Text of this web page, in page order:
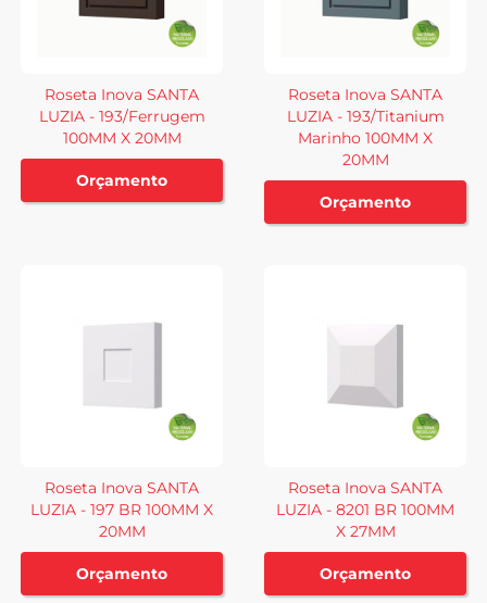
Roseta Inova SANTA
LUZIA - 193/Ferrugem
100MM X 20MM
Orçamento
Roseta Inova SANTA
LUZIA - 193/Titanium
Marinho 100MM X
20MM
Orçamento
Roseta Inova SANTA
LUZIA - 197 BR 100MM X
20MM
Orçamento
Roseta Inova SANTA
LUZIA - 8201 BR 100MM
X 27MM
Orçamento